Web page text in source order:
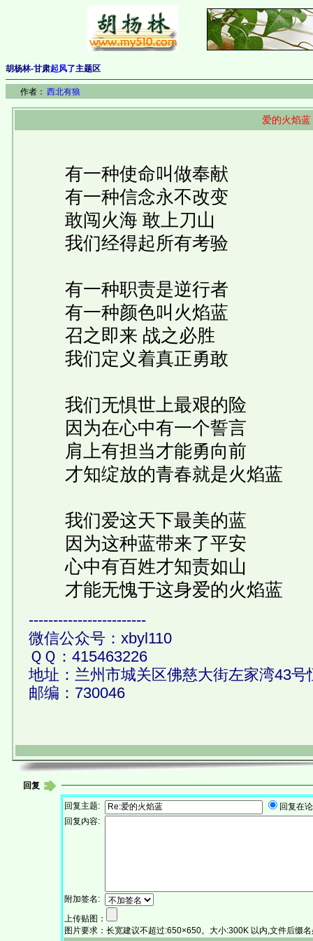
胡杨林-甘肃起风了主题区
作者： 西北有狼
爱的火焰蓝
有一种使命叫做奉献
有一种信念永不改变
敢闯火海 敢上刀山
我们经得起所有考验
有一种职责是逆行者
有一种颜色叫火焰蓝
召之即来 战之必胜
我们定义着真正勇敢
我们无惧世上最艰的险
因为在心中有一个誓言
肩上有担当才能勇向前
才知绽放的青春就是火焰蓝
我们爱这天下最美的蓝
因为这种蓝带来了平安
心中有百姓才知责如山
才能无愧于这身爱的火焰蓝
------------------------
微信公众号：xbyl110
ＱＱ：415463226
地址：兰州市城关区佛慈大街左家湾43
邮编：730046
回复
回复主题:
回复在
回复内容:
附加签名:
上传贴图：
图片要求：长宽建议不超过:650×650。大小:300K 以内,文件后缀